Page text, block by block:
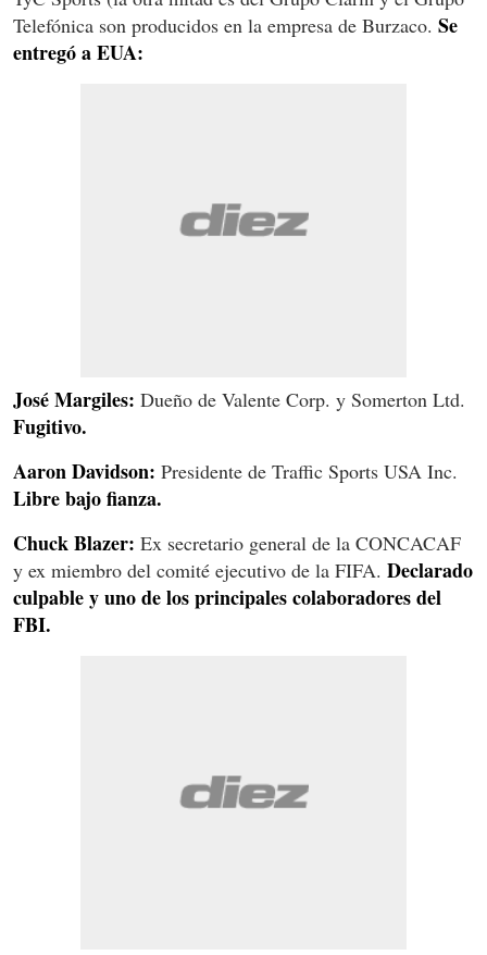
Telefónica son producidos en la empresa de Burzaco. Se
entregó a EUA:
José Margiles: Dueño de Valente Corp. y Somerton Ltd.
Fugitivo.
Aaron Davidson: Presidente de Traffic Sports USA Inc.
Libre bajo fianza.
Chuck Blazer: Ex secretario general de la CONCACAF
y ex miembro del comité ejecutivo de la FIFA. Declarado
culpable y uno de los principales colaboradores del
FBI.